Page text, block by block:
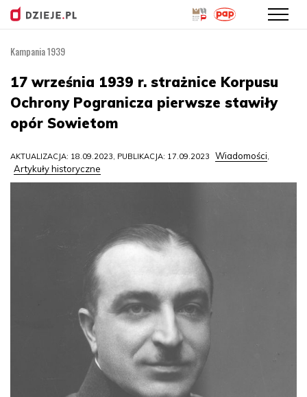
treści
Kampania 1939
17 września 1939 r. strażnice Korpusu
Ochrony Pogranicza pierwsze stawiły
opór Sowietom
AKTUALIZACJA: 18.09.2023, PUBLIKACJA: 17.09.2023 Wiadomości,
Artykuły historyczne